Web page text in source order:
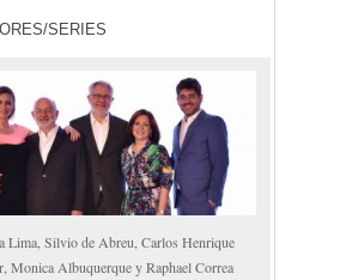
SERIES
Lima, Silvio de Abreu, Carlos Henrique
Monica Albuquerque y Raphael Correa